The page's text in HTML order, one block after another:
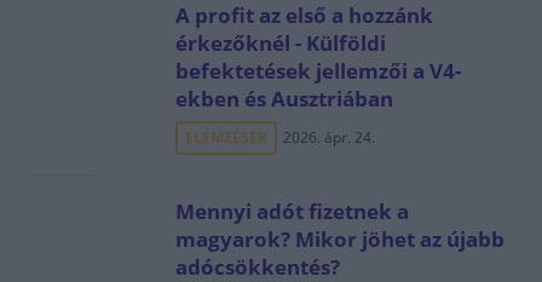
A profit az első a hozzánk
érkezőknél - Külföldi
befektetések jellemzői a V4-
ekben és Ausztriában
ELEMZÉSEK 2026. ápr. 24.
Mennyi adót fizetnek a
magyarok? Mikor jöhet az újabb
adócsökkentés?